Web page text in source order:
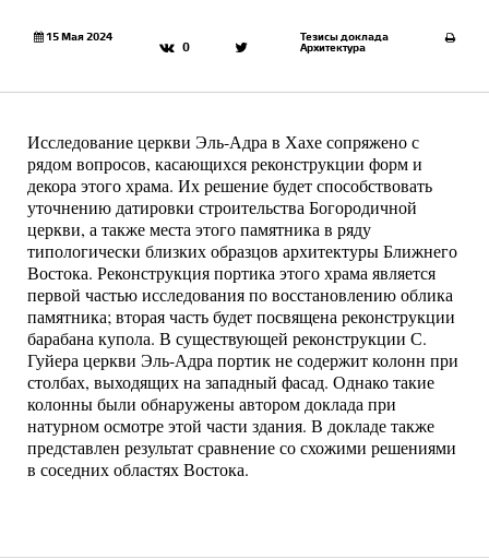
Книги
Наследие Образование
15 Мая 2024
0
Тезисы доклада
Архитектура
Исследование церкви Эль-Адра в Хахе сопряжено с
рядом вопросов, касающихся реконструкции форм и
декора этого храма. Их решение будет способствовать
уточнению датировки строительства Богородичной
церкви, а также места этого памятника в ряду
типологически близких образцов архитектуры Ближнего
Востока. Реконструкция портика этого храма является
первой частью исследования по восстановлению облика
памятника; вторая часть будет посвящена реконструкции
барабана купола. В существующей реконструкции С.
Гуйера церкви Эль-Адра портик не содержит колонн при
столбах, выходящих на западный фасад. Однако такие
колонны были обнаружены автором доклада при
натурном осмотре этой части здания. В докладе также
представлен результат сравнение со схожими решениями
в соседних областях Востока.